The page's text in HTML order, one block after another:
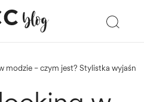
modzie – czym jest? Stylistka wyjaśnia